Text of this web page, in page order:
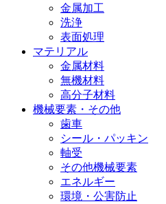
金属加工
洗浄
表面処理
マテリアル
金属材料
無機材料
高分子材料
機械要素・その他
歯車
シール・パッキン
軸受
その他機械要素
エネルギー
環境・公害防止